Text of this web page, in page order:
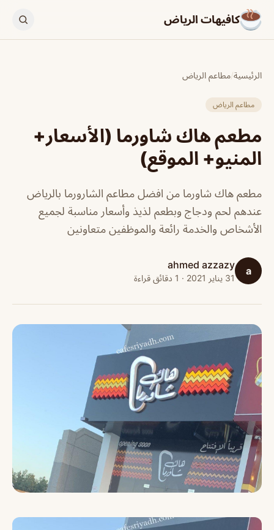
كافيهات الرياض
الرئيسية/مطاعم الرياض
مطاعم الرياض
مطعم هاك شاورما (الأسعار+
المنيو+ الموقع)
مطعم هاك شاورما من افضل مطاعم الشارورما بالرياض
عندهم لحم ودجاج وبطعم لذيذ وأسعار مناسبة لجميع
الأشخاص والخدمة رائعة والموظفين متعاونين
a
ahmed azzazy
31 يناير 2021 · 1 دقائق قراءة